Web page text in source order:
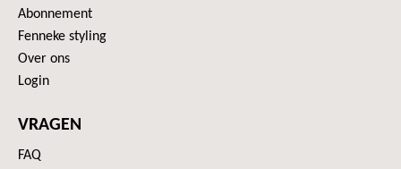
Abonnement
Fenneke styling
Over ons
Login
VRAGEN
FAQ